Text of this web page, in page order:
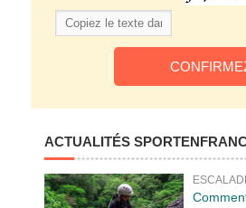
ACTUALITÉS